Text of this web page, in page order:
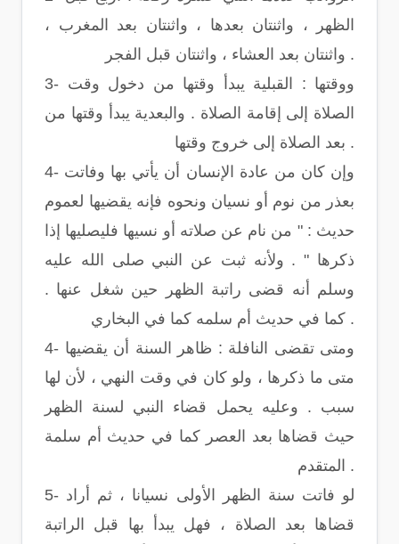
الظهر ، واثنتان بعدها ، واثنتان بعد المغرب ،
واثنتان بعد العشاء ، واثنتان قبل الفجر .
3- ووقتها : القبلية يبدأ وقتها من دخول وقت
الصلاة إلى إقامة الصلاة . والبعدية يبدأ وقتها من
بعد الصلاة إلى خروج وقتها .
4- وإن كان من عادة الإنسان أن يأتي بها وفاتت
بعذر من نوم أو نسيان ونحوه فإنه يقضيها لعموم
حديث : " من نام عن صلاته أو نسيها فليصليها إذا
ذكرها " . ولأنه ثبت عن النبي صلى الله عليه
وسلم أنه قضى راتبة الظهر حين شغل عنها .
كما في حديث أم سلمه كما في البخاري .
4- ومتى تقضى النافلة : ظاهر السنة أن يقضيها
متى ما ذكرها ، ولو كان في وقت النهي ، لأن لها
سبب . وعليه يحمل قضاء النبي لسنة الظهر
حيث قضاها بعد العصر كما في حديث أم سلمة
المتقدم .
5- لو فاتت سنة الظهر الأولى نسيانا ، ثم أراد
قضاها بعد الصلاة ، فهل يبدأ بها قبل الراتبة